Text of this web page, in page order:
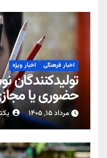
اخبار فرهنگی اخبار ویژه
تولیدکنندگان
حضوری یا
مرداد ۱۵, ۱۴۰۵